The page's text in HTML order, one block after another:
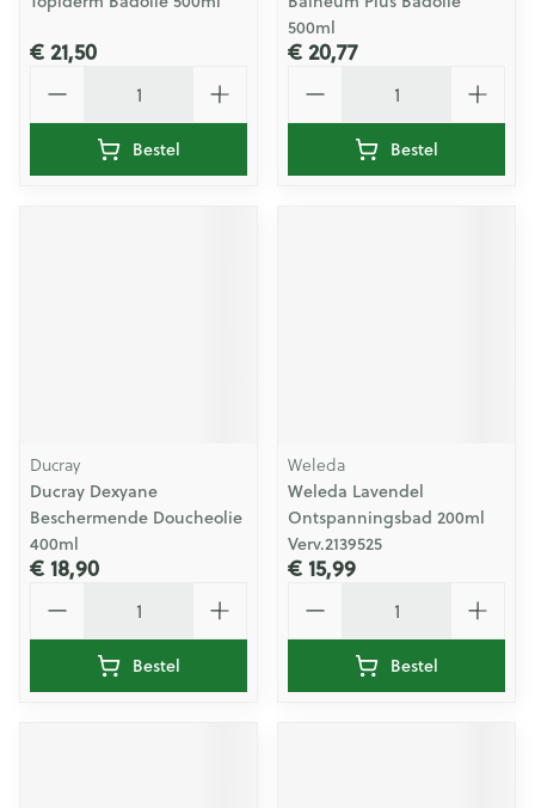
€ 21,50
Bestel
500ml
€ 20,77
Bestel
Ducray
Ducray Dexyane
Beschermende Doucheolie
400ml
€ 18,90
Bestel
Weleda
Weleda Lavendel
Ontspanningsbad 200ml
Verv.2139525
€ 15,99
Bestel